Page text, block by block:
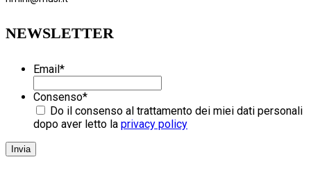
NEWSLETTER
Email*
Consenso*
Do il consenso al trattamento dei miei dati personali
dopo aver letto la privacy policy